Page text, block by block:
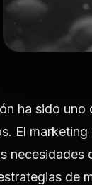
ha sido
El
de